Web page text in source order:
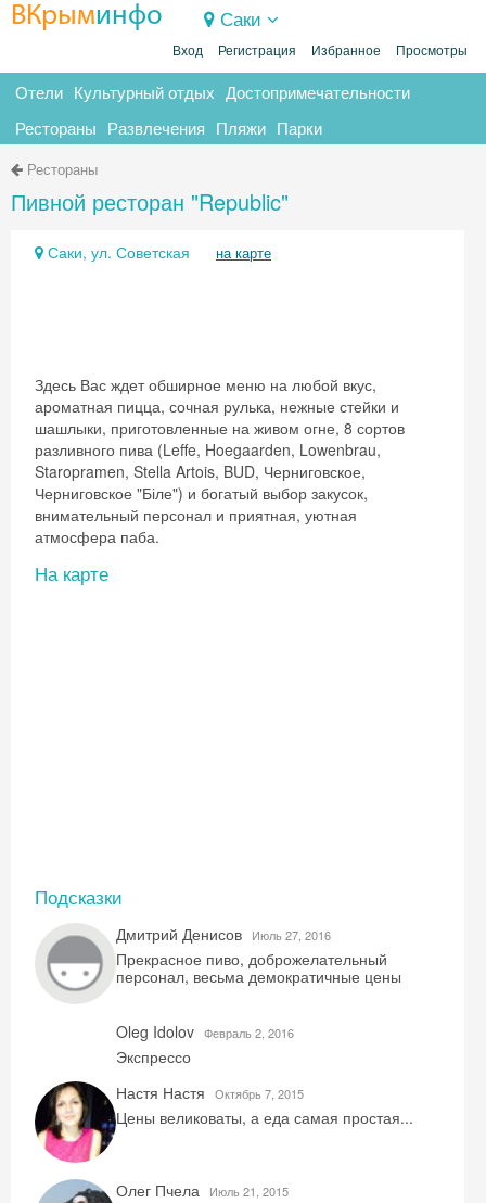
ВКрыминфо Саки
Вход Регистрация Избранное Просмотры
Отели Культурный отдых Достопримечательности
Рестораны Развлечения Пляжи Парки
Рестораны
Пивной ресторан "Republic"
Саки, ул. Советская на карте
Здесь Вас ждет обширное меню на любой вкус,
ароматная пицца, сочная рулька, нежные стейки и
шашлыки, приготовленные на живом огне, 8 сортов
разливного пива (Leffe, Hoegaarden, Lowenbrau,
Staropramen, Stella Artois, BUD, Черниговское,
Черниговское "Біле") и богатый выбор закусок,
внимательный персонал и приятная, уютная
атмосфера паба.
На карте
Подсказки
Дмитрий Денисов Июль 27, 2016
Прекрасное пиво, доброжелательный
персонал, весьма демократичные цены
Oleg Idolov Февраль 2, 2016
Экспрессо
Настя Настя
Октябрь 7, 2015
Цены великоваты, а еда самая простая...
Олег Пчела Июль 21, 2015